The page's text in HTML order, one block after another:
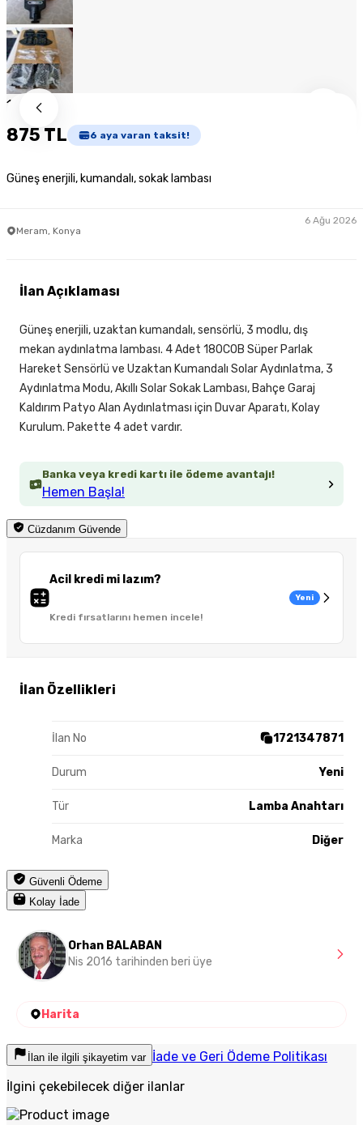
1
875 TL 6 aya varan taksit!
Güneş enerjili, kumandalı, sokak lambası
Meram, Konya
6 Ağu 2026
Banka veya kredi kartı ile ödeme avantajı!
Hemen Başla!
Cüzdanım Güvende
Acil kredi mi lazım?
Kredi fırsatlarını hemen incele!
Yeni
İlan Özellikleri
İlan No 1721347871
Durum Yeni
Tür Lamba Anahtarı
Marka Diğer
Güvenli Ödeme
Kolay İade
İlan Açıklaması
Güneş enerjili, uzaktan kumandalı, sensörlü, 3 modlu, dış
mekan aydınlatma lambası. 4 Adet 180COB Süper Parlak
Hareket Sensörlü ve Uzaktan Kumandalı Solar Aydınlatma, 3
Aydınlatma Modu, Akıllı Solar Sokak Lambası, Bahçe Garaj
Kaldırım Patyo Alan Aydınlatması için Duvar Aparatı, Kolay
Kurulum. Pakette 4 adet vardır.
Orhan BALABAN
Nis 2016 tarihinden beri üye
Harita
İlan ile ilgili şikayetim var İade ve Geri Ödeme Politikası
İlgini çekebilecek diğer ilanlar